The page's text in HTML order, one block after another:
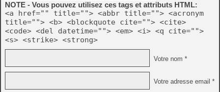
NOTE - Vous pouvez utilisez ces tags et attributs HTML:
<a href="" title=""> <abbr title=""> <acronym
title=""> <b> <blockquote cite=""> <cite>
<code> <del datetime=""> <em> <i> <q cite="">
<s> <strike> <strong>
Votre nom *
Votre adresse email *